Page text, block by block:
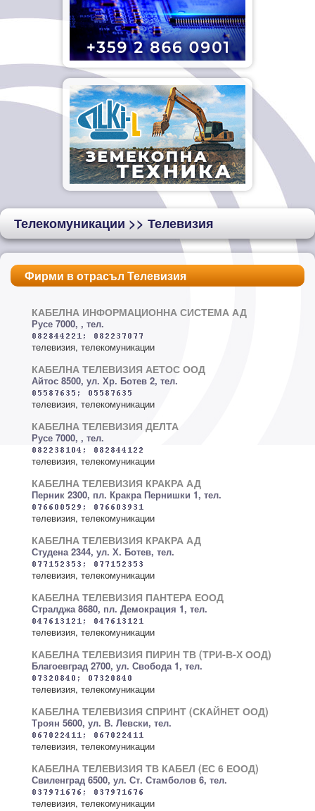
Телекомуникации >> Телевизия
Фирми в отрасъл Телевизия
КАБЕЛНА ИНФОРМАЦИОННА СИСТЕМА АД
Русе 7000, , тел.
телевизия, телекомуникации
КАБЕЛНА ТЕЛЕВИЗИЯ АЕТОС ООД
Айтос 8500, ул. Хр. Ботев 2, тел.
телевизия, телекомуникации
КАБЕЛНА ТЕЛЕВИЗИЯ ДЕЛТА
Русе 7000, , тел.
телевизия, телекомуникации
КАБЕЛНА ТЕЛЕВИЗИЯ КРАКРА АД
Перник 2300, пл. Кракра Пернишки 1, тел.
телевизия, телекомуникации
КАБЕЛНА ТЕЛЕВИЗИЯ КРАКРА АД
Студена 2344, ул. Х. Ботев, тел.
телевизия, телекомуникации
КАБЕЛНА ТЕЛЕВИЗИЯ ПАНТЕРА ЕООД
Стралджа 8680, пл. Демокрация 1, тел.
телевизия, телекомуникации
КАБЕЛНА ТЕЛЕВИЗИЯ ПИРИН ТВ (ТРИ-В-Х ООД)
Благоевград 2700, ул. Свобода 1, тел.
телевизия, телекомуникации
КАБЕЛНА ТЕЛЕВИЗИЯ СПРИНТ (СКАЙНЕТ ООД)
Троян 5600, ул. В. Левски, тел.
телевизия, телекомуникации
КАБЕЛНА ТЕЛЕВИЗИЯ ТВ КАБЕЛ (ЕС 6 ЕООД)
Свиленград 6500, ул. Ст. Стамболов 6, тел.
телевизия, телекомуникации